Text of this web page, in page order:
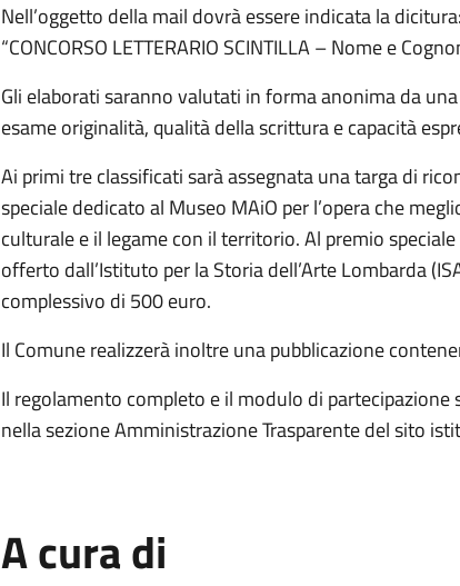
Nell’oggetto della mail dovrà essere indicata la dicitura:
“CONCORSO LETTERARIO SCINTILLA – Nome e
Gli elaborati saranno valutati in forma anonima da
esame originalità, qualità della scrittura e capacità
Ai primi tre classificati sarà assegnata una targa di
speciale dedicato al Museo MAiO per l’opera che
culturale e il legame con il territorio. Al premio
offerto dall’Istituto per la Storia dell’Arte Lombarda
complessivo di 500 euro.
Il Comune realizzerà inoltre una pubblicazione
Il regolamento completo e il modulo di
nella sezione Amministrazione Trasparente del sito
A cura di